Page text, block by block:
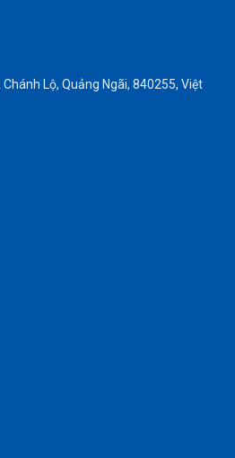
Lộ, Quảng Ngãi, 840255, Việt